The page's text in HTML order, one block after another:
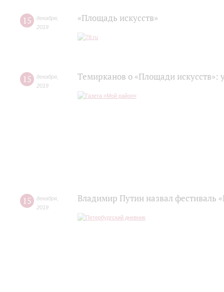
15 декабря
2019
«Площадь искусств»
15 декабря
2019
Темирканов о «Площади
15 декабря
2019
Владимир Путин назвал фестиваль